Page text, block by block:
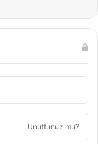
Unuttunuz mu?